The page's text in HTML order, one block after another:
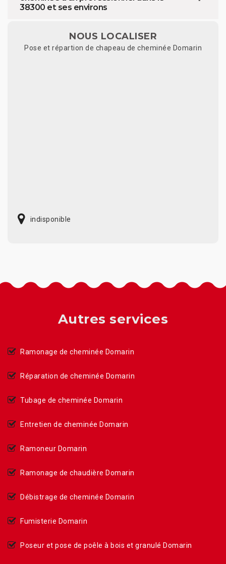
38300 et ses environs
NOUS LOCALISER
Pose et répartion de chapeau de cheminée Domarin
indisponible
Autres services
Ramonage de cheminée Domarin
Réparation de cheminée Domarin
Tubage de cheminée Domarin
Entretien de cheminée Domarin
Ramoneur Domarin
Ramonage de chaudière Domarin
Débistrage de cheminée Domarin
Fumisterie Domarin
Poseur et pose de poêle à bois et granulé Domarin